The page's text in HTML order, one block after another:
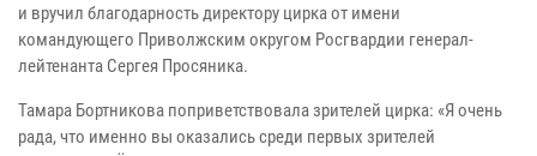
и вручил благодарность директору цирка от имени
командующего Приволжским округом Росгвардии генерал-
лейтенанта Сергея Просяника.
Тамара Бортникова поприветствовала зрителей цирка: «Я очень
рада, что именно вы оказались среди первых зрителей